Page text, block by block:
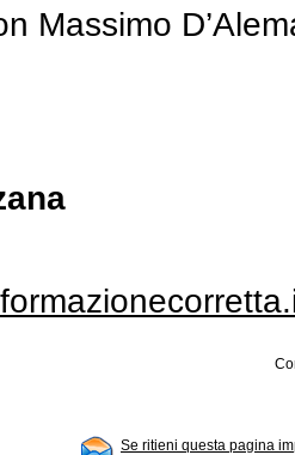
Massimo
Se ritieni questa pagina